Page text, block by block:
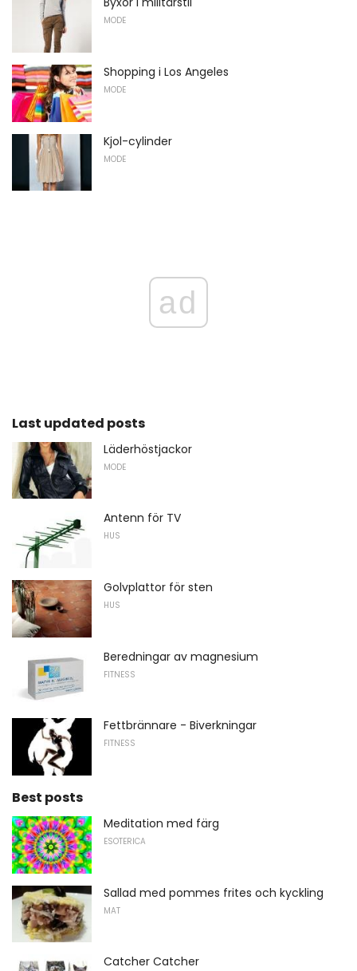
MODE
Shopping i Los Angeles
MODE
Kjol-cylinder
MODE
ad
Last updated posts
Läderhöstjackor
MODE
Antenn för TV
HUS
Golvplattor för sten
HUS
Beredningar av magnesium
FITNESS
Fettbrännare - Biverkningar
FITNESS
Best posts
Meditation med färg
ESOTERICA
Sallad med pommes frites och kyckling
MAT
Catcher Catcher